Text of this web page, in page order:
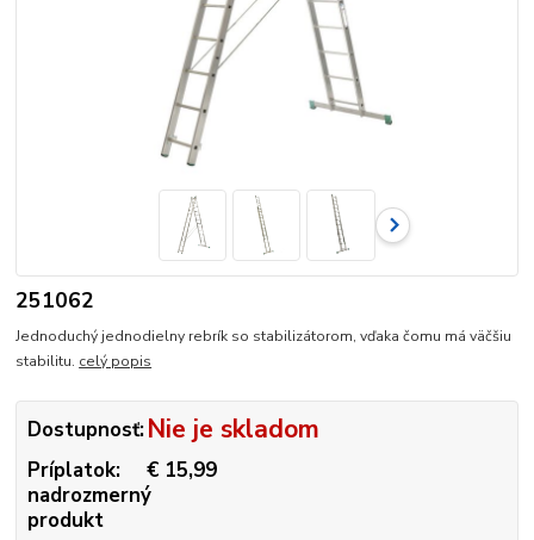
251062
Jednoduchý jednodielny rebrík so stabilizátorom, vďaka čomu má väčšiu
stabilitu. celý popis
Dostupnosť:Nie je skladom
Príplatok:
nadrozmerný
produkt
€ 15,99